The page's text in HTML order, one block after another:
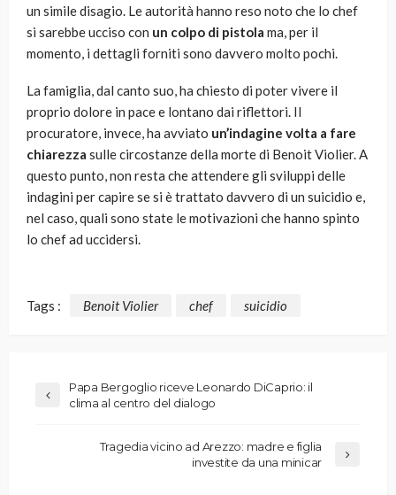
un simile disagio. Le autorità hanno reso noto che lo chef
si sarebbe ucciso con un colpo di pistola ma, per il
momento, i dettagli forniti sono davvero molto pochi.
La famiglia, dal canto suo, ha chiesto di poter vivere il
proprio dolore in pace e lontano dai riflettori. Il
procuratore, invece, ha avviato un’indagine volta a fare
chiarezza sulle circostanze della morte di Benoit Violier. A
questo punto, non resta che attendere gli sviluppi delle
indagini per capire se si è trattato davvero di un suicidio e,
nel caso, quali sono state le motivazioni che hanno spinto
lo chef ad uccidersi.
Tags : Benoit Violier chef suicidio
Papa Bergoglio riceve Leonardo DiCaprio: il
clima al centro del dialogo
Tragedia vicino ad Arezzo: madre e figlia
investite da una minicar